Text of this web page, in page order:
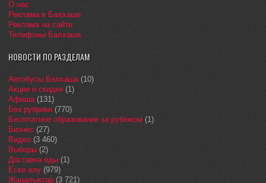
О нас
Реклама в Балхаше
Реклама на сайте
Телефоны Балхаша
НОВОСТИ ПО РАЗДЕЛАМ
Автобусы Балхаша(10)
Акции и скидки (1)
Афиша(131)
Без рубрики (770)
Бесплатное образование за рубежом (1)
Бизнес (27)
Видео (3 460)
Выборы (2)
Доставка еды (1)
Еске алу (979)
Жаңалықтар (3 721)